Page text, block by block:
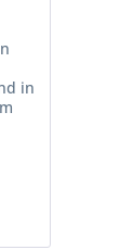
in